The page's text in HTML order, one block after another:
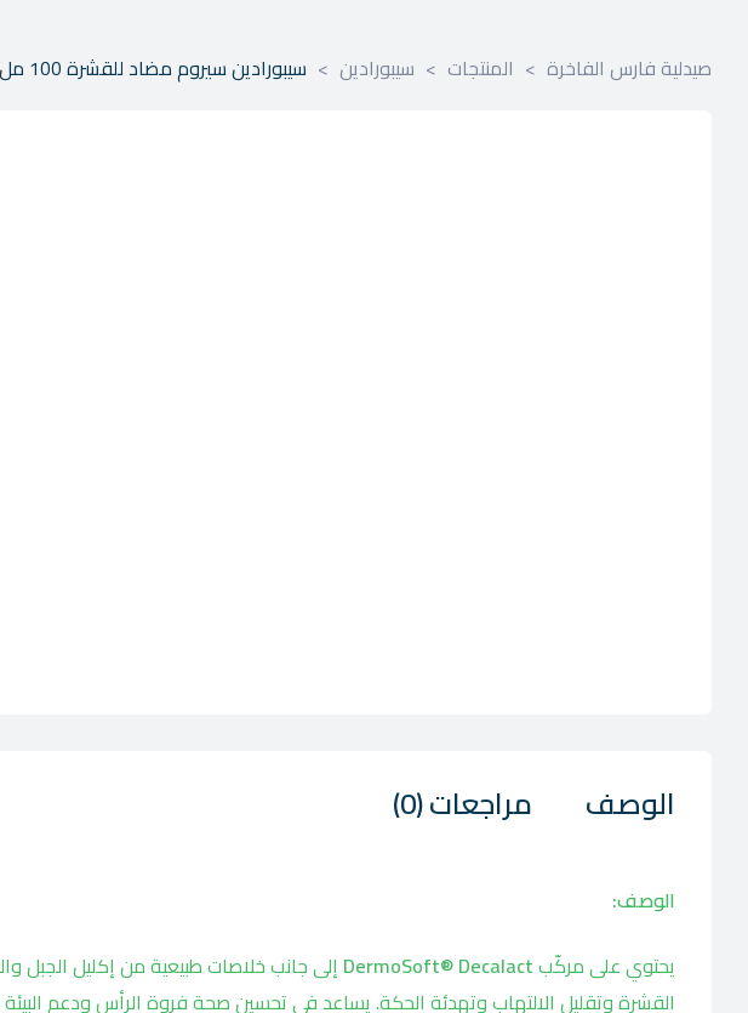
صيدلية فارس الفاخرة > المنتجات > سيبورادين > سيبورادين سيروم مضاد للقشرة 100 مل
الوصف مراجعات (0)
الوصف:
يحتوي على مركّبDermoSoft® Decalact إلى جانب خلاصات طبيعية من إكليل الجبل
القشرة وتقليل الالتهاب وتهدئة الحكة. يساعد في تحسين صحة فروة الرأس ودعم